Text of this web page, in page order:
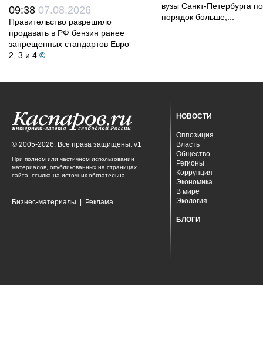
09:38 07.08.2026
Правительство разрешило
продавать в РФ бензин ранее
запрещенных стандартов Евро —
2, 3 и 4 ©
вузы Санкт-Петербурга
порядок больше,...
© 2005-2026. Все права защищены. v1
При полном или частичном использовании
материалов, опубликованных на страницах
сайта, ссылка на источник обязательна.
Бизнес-материалы Реклама
НОВОСТИ
Оппозиция
Власть
Общество
Регионы
Коррупция
Экономика
В мире
Экология
БЛОГИ